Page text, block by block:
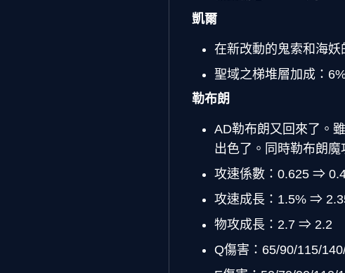
凱爾
在新改動的鬼索和海妖
聖域之梯堆層加成：
勒布朗
AD勒布朗又回來了。
出色了。同時勒布朗
攻速係數：0.625 ⇒
攻速成長：1.5% ⇒
物攻成長：2.7 ⇒ 2.2
Q傷害：65/90/115/